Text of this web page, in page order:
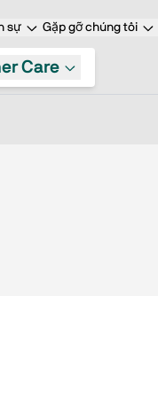
sự Gặp gỡ chúng tôi
Care